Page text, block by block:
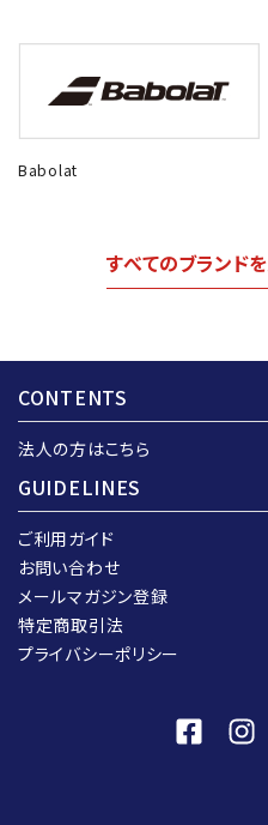
Babolat
すべてのブランド
CONTENTS
法人の方はこちら
GUIDELINES
ご利用ガイド
お問い合わせ
メールマガジン登録
特定商取引法
プライバシーポリシー